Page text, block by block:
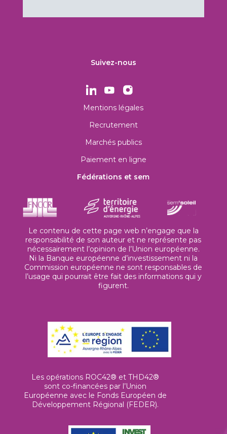
Suivez-nous
Mentions légales
Recrutement
Marchés publics
Paiement en ligne
Fédérations et sem
Le contenu de cette page web n’engage que la
responsabilité de son auteur et ne représente pas
nécessairement l’opinion de l’Union européenne.
Ni la Banque européenne d’investissement ni la
Commission européenne ne sont responsables de
l’usage qui pourrait être fait des informations qui y
figurent.
Les opérations ROC42® et THD42®
sont co-financées par l’Union
Européenne avec le Fonds Européen de
Développement Régional (FEDER).